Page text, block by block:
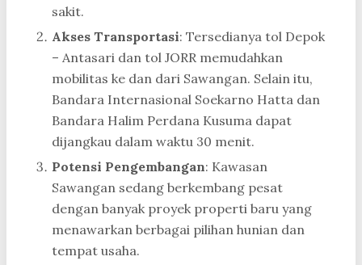
sakit.
Akses Transportasi: Tersedianya tol Depok
– Antasari dan tol JORR memudahkan
mobilitas ke dan dari Sawangan. Selain itu,
Bandara Internasional Soekarno Hatta dan
Bandara Halim Perdana Kusuma dapat
dijangkau dalam waktu 30 menit.
Potensi Pengembangan: Kawasan
Sawangan sedang berkembang pesat
dengan banyak proyek properti baru yang
menawarkan berbagai pilihan hunian dan
tempat usaha.